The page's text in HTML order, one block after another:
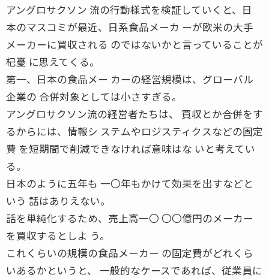
アングロサクソン 流の行動様式を検証していくと、日
本のマスコミが最近、日系食品メーカ ーが欧米の大手
メーカーに買収される のではないかと言っていることが
杞憂 に思えてくる。
第一、日本の食品メー カーの経営規模は、グローバル
企業の 合併対象としては小さすぎる。
アングロサクソン流の経営者たちは、 買収とか合併をす
るからには、情報シ ステムやロジスティクスなどの固定
費 を短期間で削減できなければ意味はな いと考えてい
る。
日本のように五年も 一〇年もかけて効果を出すなどと
いう 話はありえない。
話を単純化するため、売上高一〇 〇〇億円のメーカー
を買収するとしよ う。
これくらいの規模の食品メーカー の固定費がどれくら
いあるかというと、 一般的なケースであれば、従業員に